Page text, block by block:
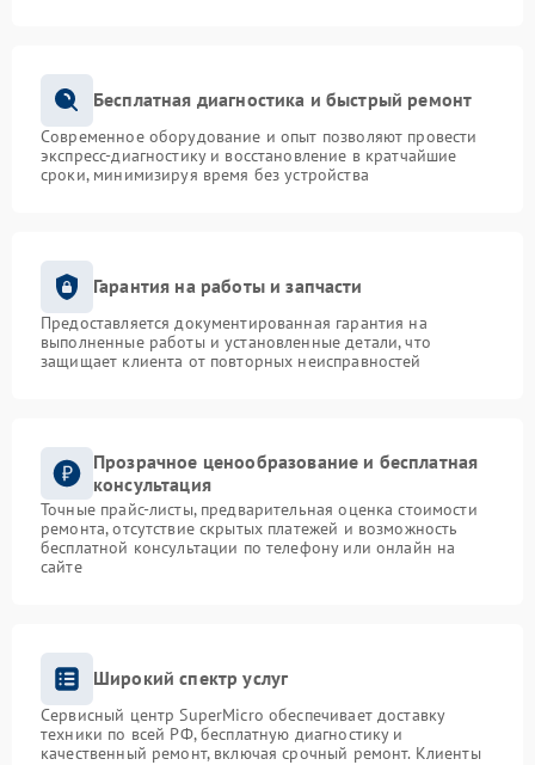
Бесплатная диагностика и быстрый ремонт
Современное оборудование и опыт позволяют провести
экспресс-диагностику и восстановление в кратчайшие
сроки, минимизируя время без устройства
Гарантия на работы и запчасти
Предоставляется документированная гарантия на
выполненные работы и установленные детали, что
защищает клиента от повторных неисправностей
Прозрачное ценообразование и бесплатная
консультация
Точные прайс-листы, предварительная оценка стоимости
ремонта, отсутствие скрытых платежей и возможность
бесплатной консультации по телефону или онлайн на
сайте
Широкий спектр услуг
Сервисный центр SuperMicro обеспечивает доставку
техники по всей РФ, бесплатную диагностику и
качественный ремонт, включая срочный ремонт. Клиенты